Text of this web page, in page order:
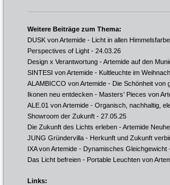
Weitere Beiträge zum Thema:
DUSK von Artemide - Licht in allen
Perspectives of Light - 24.03.26
Design x Verantwortung - Artemide auf den
SINTESI von Artemide - Kultleuchte im
ALAMBICCO von Artemide - Die Schönheit von
Ikonen neu entdecken - Masters’ Pieces von
ALE.01 von Artemide - Organisch, nachhaltig,
Showroom der Zukunft - 27.05.25
Die Zukunft des Lichts erleben - Artemide
JUNG Gründervilla - Herkunft und Zukunft
IXA von Artemide - Dynamisches Gleichgewicht
Das Licht befreien - Portable Leuchten von
Links: